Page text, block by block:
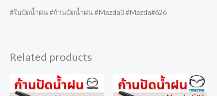
#ใบปัดน้ำฝน #ก้านปัดน้ำฝน #Mazda3 #Mazda#626
Related products